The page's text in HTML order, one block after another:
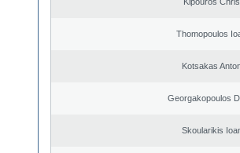
Thomopoulos
Kotsakas
Georgakopoulos
Skoularikis